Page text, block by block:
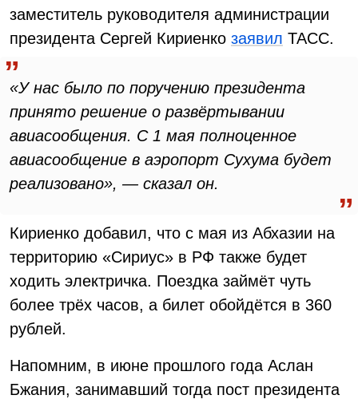
заместитель руководителя администрации
президента Сергей Кириенко заявил ТАСС.
«У нас было по поручению президента
принято решение о развёртывании
авиасообщения. С 1 мая полноценное
авиасообщение в аэропорт Сухума будет
реализовано», — сказал он.
Кириенко добавил, что с мая из Абхазии на
территорию «Сириус» в РФ также будет
ходить электричка. Поездка займёт чуть
более трёх часов, а билет обойдётся в 360
рублей.
Напомним, в июне прошлого года Аслан
Бжания, занимавший тогда пост президента